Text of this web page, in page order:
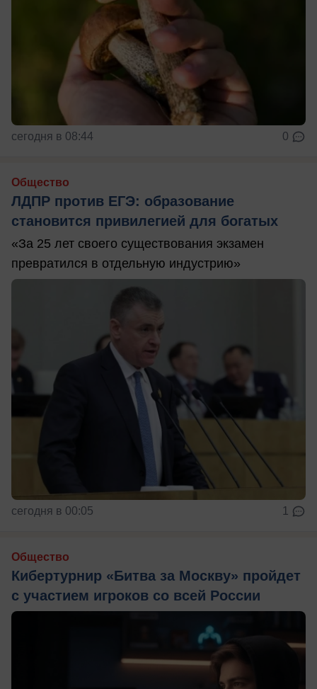
сегодня в 08:44 0
Общество
ЛДПР против ЕГЭ: образование
становится привилегией для богатых
«За 25 лет своего существования экзамен
превратился в отдельную индустрию»
сегодня в 00:05 1
Общество
Кибертурнир «Битва за Москву» пройдет
с участием игроков со всей России